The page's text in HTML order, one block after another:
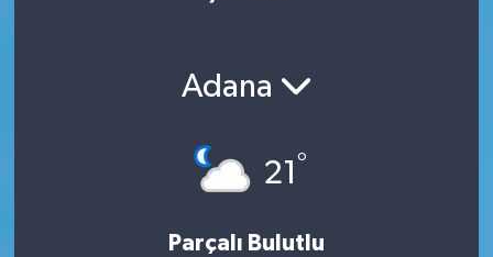
Adana
21°
Parçalı Bulutlu